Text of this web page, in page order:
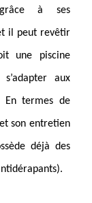
à ses
il peut revêtir
une piscine
aux
En termes de
son entretien
déjà des